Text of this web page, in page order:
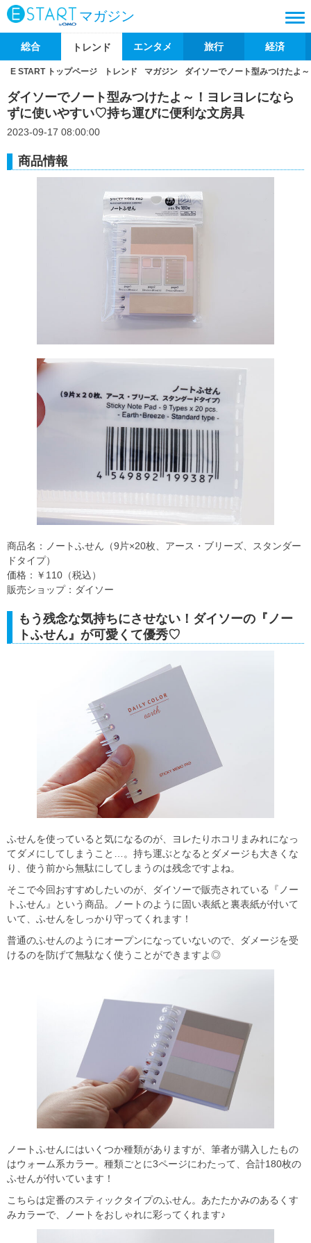
マガジン
総合 トレンド エンタメ 旅行 経済
E START トップページ トレンド マガジン ダイソーでノート型みつけたよ
ダイソーでノート型みつけたよ～！ヨレヨレになら
ずに使いやすい♡持ち運びに便利な文房具
2023-09-17 08:00:00
商品情報
商品名：ノートふせん（9片×20枚、アース・ブリーズ、スタンダー
ドタイプ）
価格：￥110（税込）
販売ショップ：ダイソー
もう残念な気持ちにさせない！ダイソーの『ノー
トふせん』が可愛くて優秀♡
ふせんを使っていると気になるのが、ヨレたりホコリまみれになっ
てダメにしてしまうこと…。持ち運ぶとなるとダメージも大きくな
り、使う前から無駄にしてしまうのは残念ですよね。
そこで今回おすすめしたいのが、ダイソーで販売されている『ノー
トふせん』という商品。ノートのように固い表紙と裏表紙が付いて
いて、ふせんをしっかり守ってくれます！
普通のふせんのようにオープンになっていないので、ダメージを受
けるのを防げて無駄なく使うことができますよ◎
ノートふせんにはいくつか種類がありますが、筆者が購入したもの
はウォーム系カラー。種類ごとに3ページにわたって、合計180枚の
ふせんが付いています！
こちらは定番のスティックタイプのふせん。あたたかみのあるくす
みカラーで、ノートをおしゃれに彩ってくれます♪